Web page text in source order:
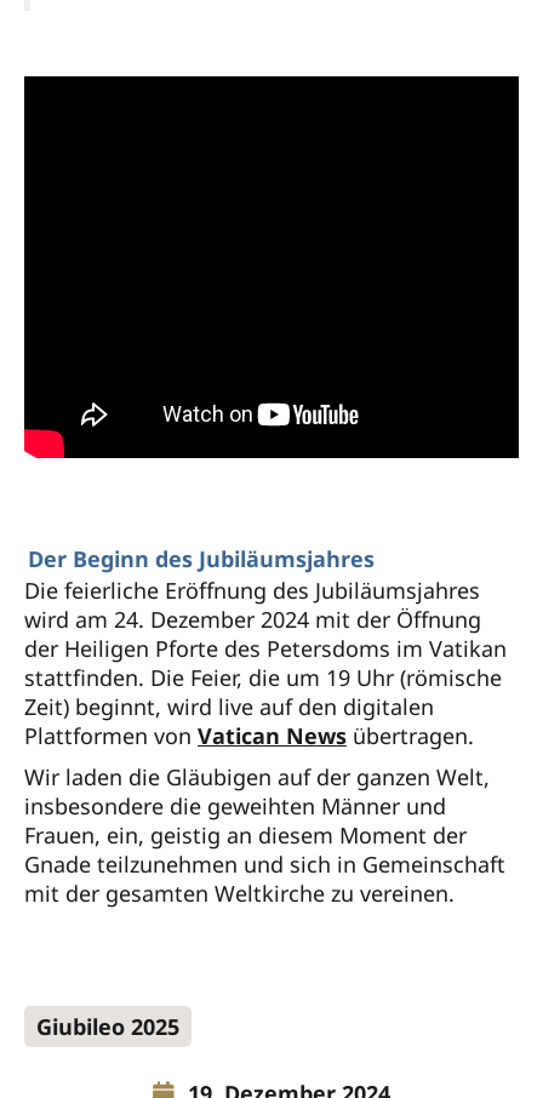
Der Beginn des Jubiläumsjahres
Die feierliche Eröffnung des Jubiläumsjahres
wird am 24. Dezember 2024 mit der Öffnung
der Heiligen Pforte des Petersdoms im Vatikan
stattfinden. Die Feier, die um 19 Uhr (römische
Zeit) beginnt, wird live auf den digitalen
Plattformen von Vatican News übertragen.
Wir laden die Gläubigen auf der ganzen Welt,
insbesondere die geweihten Männer und
Frauen, ein, geistig an diesem Moment der
Gnade teilzunehmen und sich in Gemeinschaft
mit der gesamten Weltkirche zu vereinen.
Giubileo 2025